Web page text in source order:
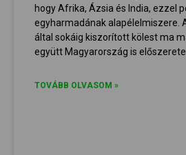
hogy Afrika, Ázsia és India, ezzel
egyharmadának alapélelmiszere.
által sokáig kiszorított kölest ma
együtt Magyarország is
TOVÁBB OLVASOM »